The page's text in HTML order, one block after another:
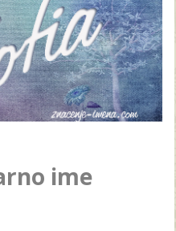
ime